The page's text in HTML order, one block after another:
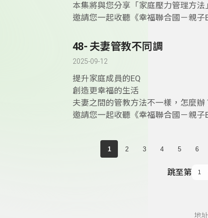
本集將與您分享「家庭壓力管理方法」
邀請您一起收聽《幸福聯合國－親子
48- 夫妻管教不同調
2025-09-12
提升家庭成員的EQ
創造更幸福的生活
夫妻之間的管教方法不一樣，怎麼辦
邀請您一起收聽《幸福聯合國－親子
1 2 3 4 5 6
跳至第
地